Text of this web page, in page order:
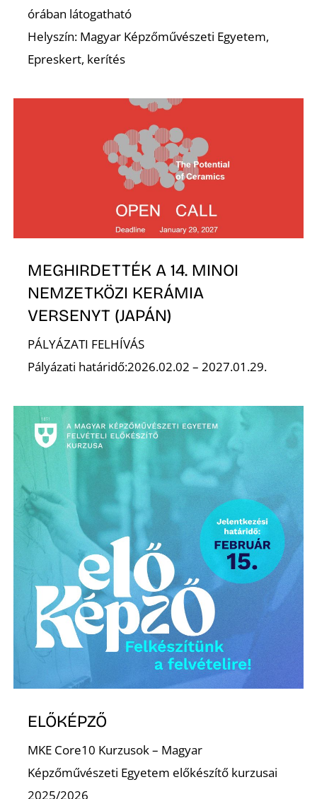
órában látogatható
Helyszín: Magyar Képzőművészeti Egyetem,
Epreskert, kerítés
MEGHIRDETTÉK A 14. MINOI
NEMZETKÖZI KERÁMIA
VERSENYT (JAPÁN)
PÁLYÁZATI FELHÍVÁS
Pályázati határidő:2026.02.02 – 2027.01.29.
ELŐKÉPZŐ
MKE Core10 Kurzusok – Magyar
Képzőművészeti Egyetem előkészítő kurzusai
2025/2026